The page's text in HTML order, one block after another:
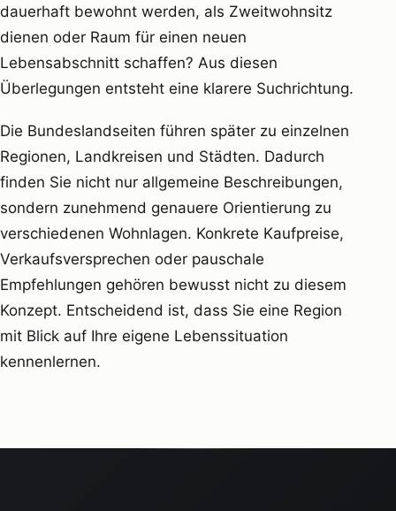
dauerhaft bewohnt werden, als Zweitwohnsitz
dienen oder Raum für einen neuen
Lebensabschnitt schaffen? Aus diesen
Überlegungen entsteht eine klarere Suchrichtung.
Die Bundeslandseiten führen später zu einzelnen
Regionen, Landkreisen und Städten. Dadurch
finden Sie nicht nur allgemeine Beschreibungen,
sondern zunehmend genauere Orientierung zu
verschiedenen Wohnlagen. Konkrete Kaufpreise,
Verkaufsversprechen oder pauschale
Empfehlungen gehören bewusst nicht zu diesem
Konzept. Entscheidend ist, dass Sie eine Region
mit Blick auf Ihre eigene Lebenssituation
kennenlernen.